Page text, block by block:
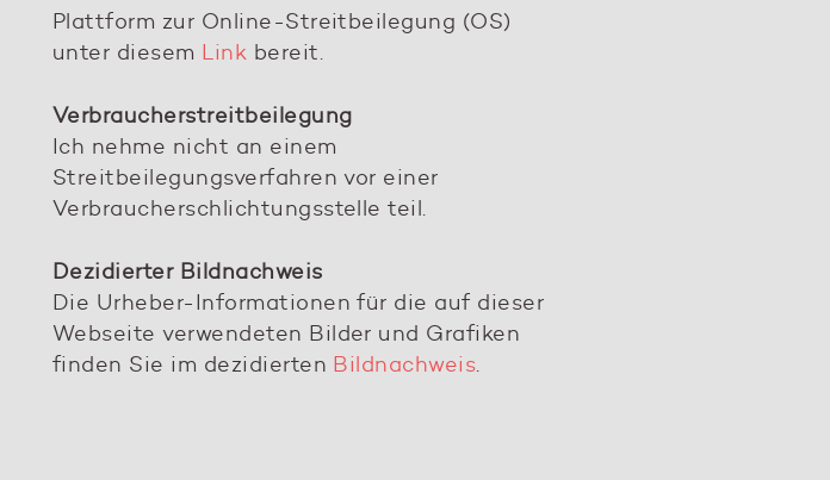
Plattform zur Online-Streitbeilegung (OS)
unter diesem Link bereit.
Verbraucherstreitbeilegung
Ich nehme nicht an einem
Streitbeilegungsverfahren vor einer
Verbraucherschlichtungsstelle teil.
Dezidierter Bildnachweis
Die Urheber-Informationen für die auf dieser
Webseite verwendeten Bilder und Grafiken
finden Sie im dezidierten Bildnachweis.